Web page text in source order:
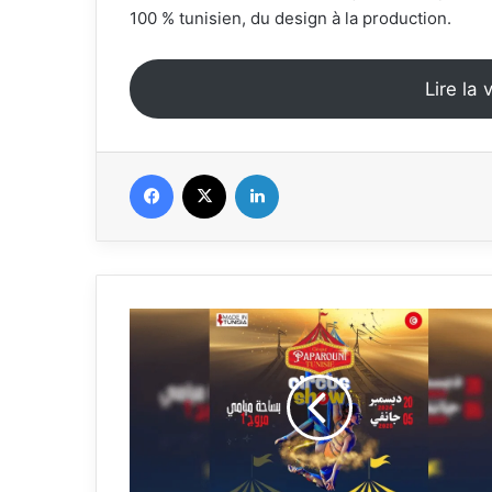
100 % tunisien, du design à la production.
Lire la
Facebook
The
circus